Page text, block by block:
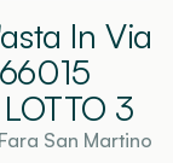
In Via
3
San Martino